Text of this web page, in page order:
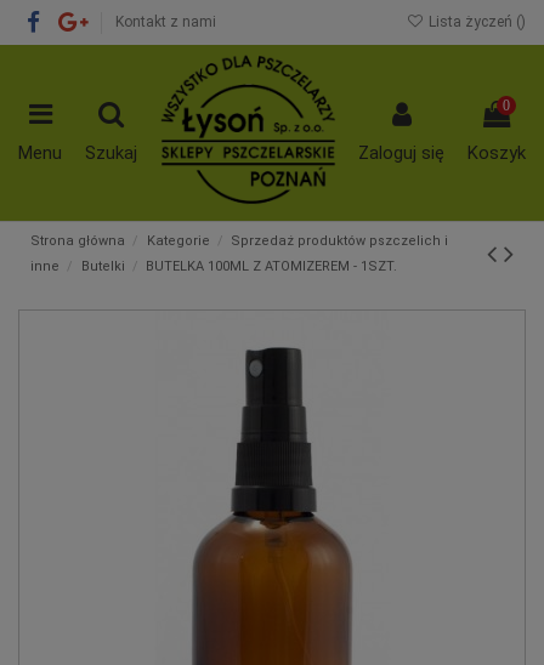
Kontakt z nami Lista życzeń ()
Menu Szukaj Zaloguj się
0
Koszyk
Strona główna Kategorie
Sprzedaż produktów pszczelich i
inne
Butelki BUTELKA 100ML Z ATOMIZEREM - 1SZT.